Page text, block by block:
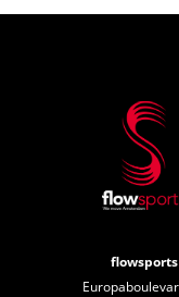
flowsports